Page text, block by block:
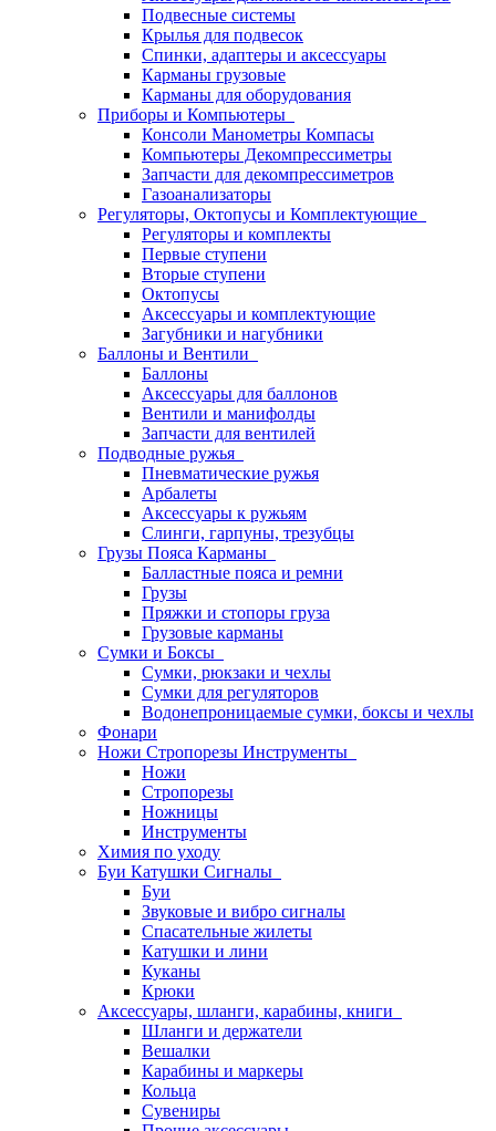
Подвесные системы
Крылья для подвесок
Спинки, адаптеры и аксессуары
Карманы грузовые
Карманы для оборудования
Приборы и Компьютеры
Консоли Манометры Компасы
Компьютеры Декомпрессиметры
Запчасти для декомпрессиметров
Газоанализаторы
Регуляторы, Октопусы и Комплектующие
Регуляторы и комплекты
Первые ступени
Вторые ступени
Октопусы
Аксессуары и комплектующие
Загубники и нагубники
Баллоны и Вентили
Баллоны
Аксессуары для баллонов
Вентили и манифолды
Запчасти для вентилей
Подводные ружья
Пневматические ружья
Арбалеты
Аксессуары к ружьям
Слинги, гарпуны, трезубцы
Грузы Пояса Карманы
Балластные пояса и ремни
Грузы
Пряжки и стопоры груза
Грузовые карманы
Сумки и Боксы
Сумки, рюкзаки и чехлы
Сумки для регуляторов
Водонепроницаемые сумки, боксы и чехлы
Фонари
Ножи Стропорезы Инструменты
Ножи
Стропорезы
Ножницы
Инструменты
Химия по уходу
Буи Катушки Сигналы
Буи
Звуковые и вибро сигналы
Спасательные жилеты
Катушки и лини
Куканы
Крюки
Аксессуары, шланги, карабины, книги
Шланги и держатели
Вешалки
Карабины и маркеры
Кольца
Сувениры